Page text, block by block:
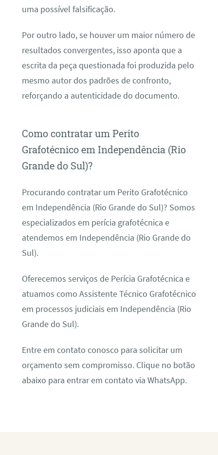
uma possível falsificação.
Por outro lado, se houver um maior número de
resultados convergentes, isso aponta que a
escrita da peça questionada foi produzida pelo
mesmo autor dos padrões de confronto,
reforçando a autenticidade do documento.
Como contratar um Perito
Grafotécnico em Independência (Rio
Grande do Sul)?
Procurando contratar um Perito Grafotécnico
em Independência (Rio Grande do Sul)? Somos
especializados em perícia grafotécnica e
atendemos em Independência (Rio Grande do
Sul).
Oferecemos serviços de Perícia Grafotécnica e
atuamos como Assistente Técnico Grafotécnico
em processos judiciais em Independência (Rio
Grande do Sul).
Entre em contato conosco para solicitar um
orçamento sem compromisso. Clique no botão
abaixo para entrar em contato via WhatsApp.